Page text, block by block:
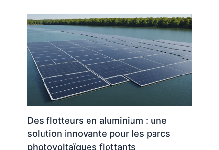
Des flotteurs en aluminium : une
solution innovante pour les parcs
photovoltaïques flottants